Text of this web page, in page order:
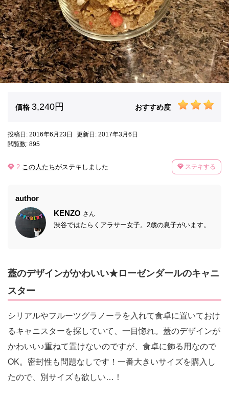
価格 3,240円 おすすめ度
投稿日: 2016年6月23日
更新日: 2017年3月6日
閲覧数: 895
2 この人たちがステキしました ステキする
author
KENZO さん
渋谷ではたらくアラサー女子。2歳の息子がいます。
蓋のデザインがかわいい★ローゼンダールのキャニ
スター
シリアルやフルーツグラノーラを入れて食卓に置いておけ
るキャニスターを探していて、一目惚れ。蓋のデザインが
かわいい♪重ねて置けないのですが、食卓に飾る用なので
OK。密封性も問題なしです！一番大きいサイズを購入し
たので、別サイズも欲しい…！